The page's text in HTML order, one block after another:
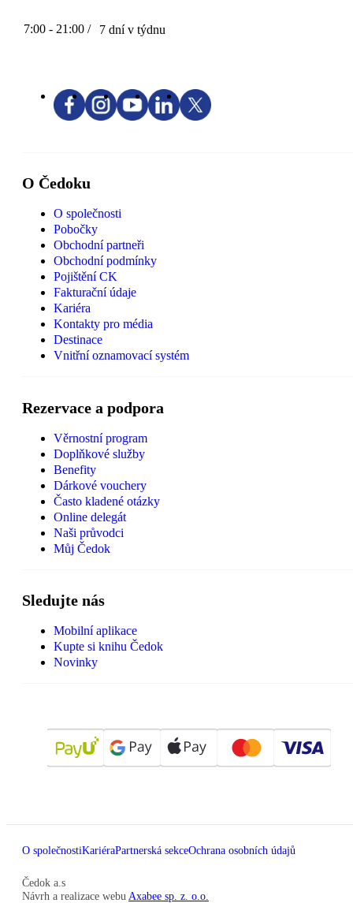
7:00 - 21:00 / 7 dní v týdnu
O Čedoku
O společnosti
Pobočky
Obchodní partneři
Obchodní podmínky
Pojištění CK
Fakturační údaje
Kariéra
Kontakty pro média
Destinace
Vnitřní oznamovací systém
Rezervace a podpora
Věrnostní program
Doplňkové služby
Benefity
Dárkové vouchery
Často kladené otázky
Online delegát
Naši průvodci
Můj Čedok
Sledujte nás
Mobilní aplikace
Kupte si knihu Čedok
Novinky
O společnostiKariéraPartnerská sekceOchrana osobních údajů
Čedok a.s
Návrh a realizace webu Axabee sp. z. o.o.